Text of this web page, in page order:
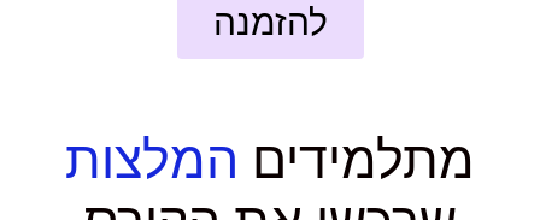
להזמנה
המלצות מתלמידים